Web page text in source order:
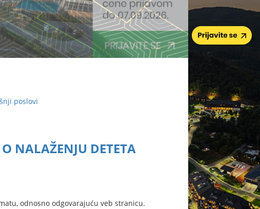
poslovi
NALAŽENJU DETETA
odnosno odgovarajuću veb stranicu.